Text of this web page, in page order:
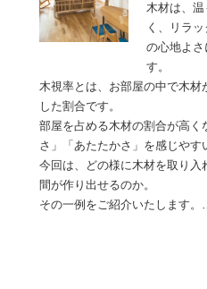
木材は、
く、リラ
の心地よさ
す。
木視率とは、お部屋の中で木
した割合です。
部屋を占める木材の割合が高く
さ」「あたたかさ」を感じやす
今回は、どの様に木材を取り
間が作り出せるのか。
その一例をご紹介いたします